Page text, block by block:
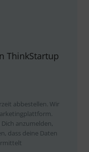
ThinkStartup
abbestellen. Wir
Dich anzumelden,
dass deine Daten